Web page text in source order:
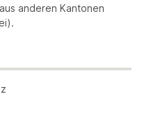
anderen Kantonen